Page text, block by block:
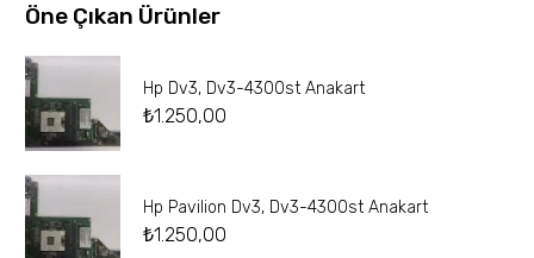
Öne Çıkan Ürünler
Hp Dv3, Dv3-4300st Anakart
₺1.250,00
Hp Pavilion Dv3, Dv3-4300st Anakart
₺1.250,00